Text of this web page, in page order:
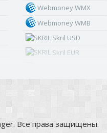
Webmoney WMX
Webmoney WMB
Skril USD
Skril EUR
Skril NOK
Все права защищены.